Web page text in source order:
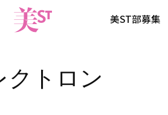
美ST部募集
クトロン